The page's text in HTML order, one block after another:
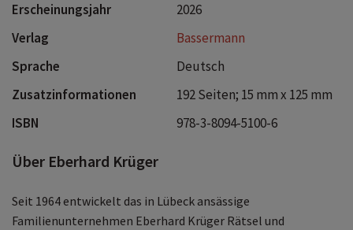
Erscheinungsjahr
2026
Verlag
Bassermann
Sprache
Deutsch
Zusatzinformationen
192 Seiten; 15 mm x 125 mm
ISBN
978-3-8094-5100-6
Über Eberhard Krüger
Seit 1964 entwickelt das in Lübeck ansässige
Familienunternehmen Eberhard Krüger Rätsel und